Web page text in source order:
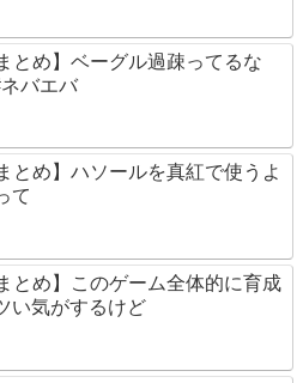
とめ】ベーグル過疎ってるな
バエバ
とめ】ハソールを真紅で使うよ
て
とめ】このゲーム全体的に育成
い気がするけど